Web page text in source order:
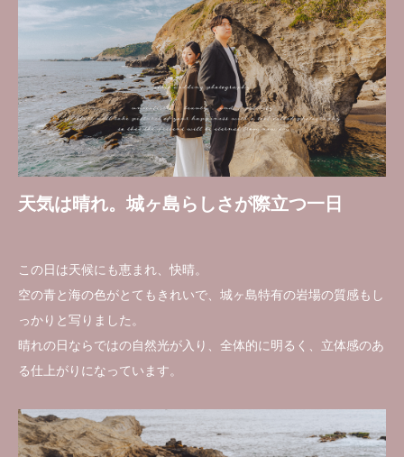
天気は晴れ。城ヶ島らしさが際立つ一日
この日は天候にも恵まれ、快晴。
空の青と海の色がとてもきれいで、城ヶ島特有の岩場の質感もし
っかりと写りました。
晴れの日ならではの自然光が入り、全体的に明るく、立体感のあ
る仕上がりになっています。